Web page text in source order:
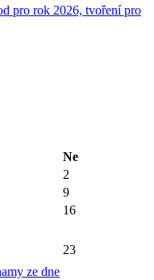
pro rok 2026, tvoření pro
Ne
2
9
16
ze dne
23